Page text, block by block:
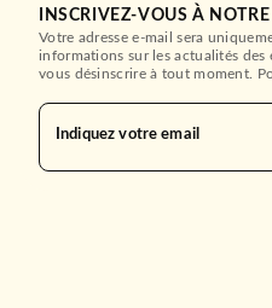
INSCRIVEZ-VOUS À
Votre adresse e-mail sera
informations sur les actualités
vous désinscrire à tout moment.
Indiquez votre email